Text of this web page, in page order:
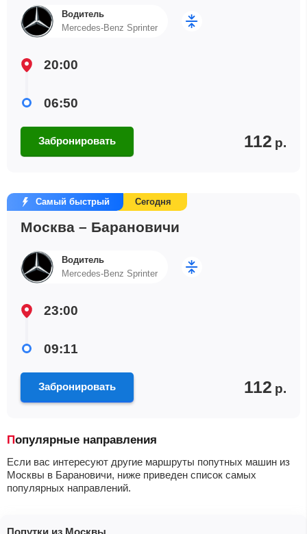
Водитель
Mercedes-Benz Sprinter
20:00
06:50
Забронировать 112 р.
Самый быстрый Сегодня
Москва – Барановичи
Водитель
Mercedes-Benz Sprinter
23:00
09:11
Забронировать 112 р.
Популярные направления
Если вас интересуют другие маршруты попутных машин из
Москвы в Барановичи, ниже приведен список самых
популярных направлений.
Попутки из Москвы